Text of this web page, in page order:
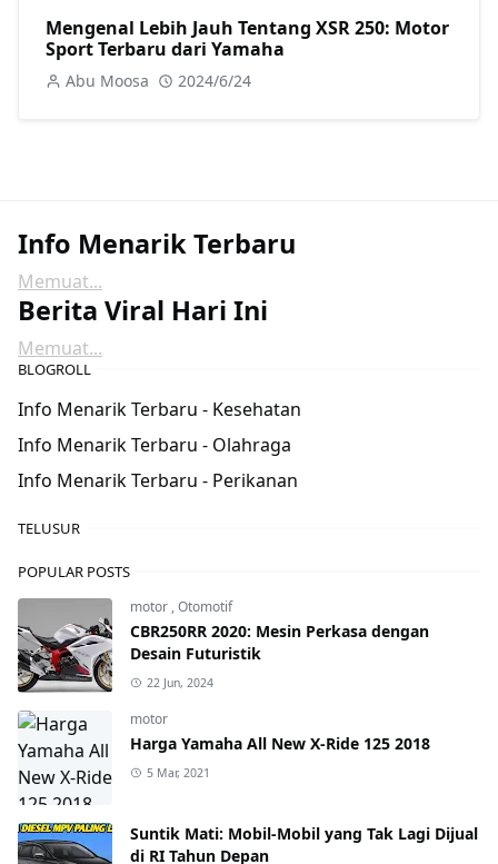
Mengenal Lebih Jauh Tentang XSR 250: Motor
Sport Terbaru dari Yamaha
Abu Moosa 2024/6/24
Info Menarik Terbaru
Memuat...
Berita Viral Hari Ini
Memuat...
BLOGROLL
Info Menarik Terbaru - Kesehatan
Info Menarik Terbaru - Olahraga
Info Menarik Terbaru - Perikanan
TELUSUR
POPULAR POSTS
motor ,Otomotif
CBR250RR 2020: Mesin Perkasa dengan
Desain Futuristik
22 Jun, 2024
motor
Harga Yamaha All New X-Ride 125 2018
5 Mar, 2021
Suntik Mati: Mobil-Mobil yang Tak Lagi Dijual
di RI Tahun Depan